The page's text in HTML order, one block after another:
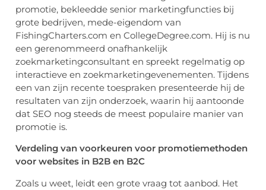
promotie, bekleedde senior marketingfuncties bij
grote bedrijven, mede-eigendom van
FishingCharters.com en CollegeDegree.com. Hij is nu
een gerenommeerd onafhankelijk
zoekmarketingconsultant en spreekt regelmatig op
interactieve en zoekmarketingevenementen. Tijdens
een van zijn recente toespraken presenteerde hij de
resultaten van zijn onderzoek, waarin hij aantoonde
dat SEO nog steeds de meest populaire manier van
promotie is.
Verdeling van voorkeuren voor promotiemethoden
voor websites in B2B en B2C
Zoals u weet, leidt een grote vraag tot aanbod. Het